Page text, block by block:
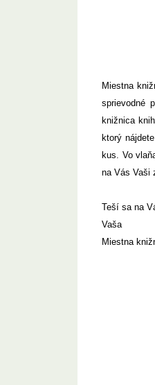
Miestna
sprievodné
knižnica
ktorý
kus. Vo
na Vás Vaši
Teší sa na
Vaša
Miestna